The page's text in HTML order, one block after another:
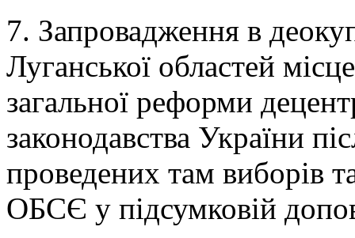
7. Запровадження в
Луганської областей
загальної реформи
законодавства України
проведених там виборів
ОБСЄ у підсумковій